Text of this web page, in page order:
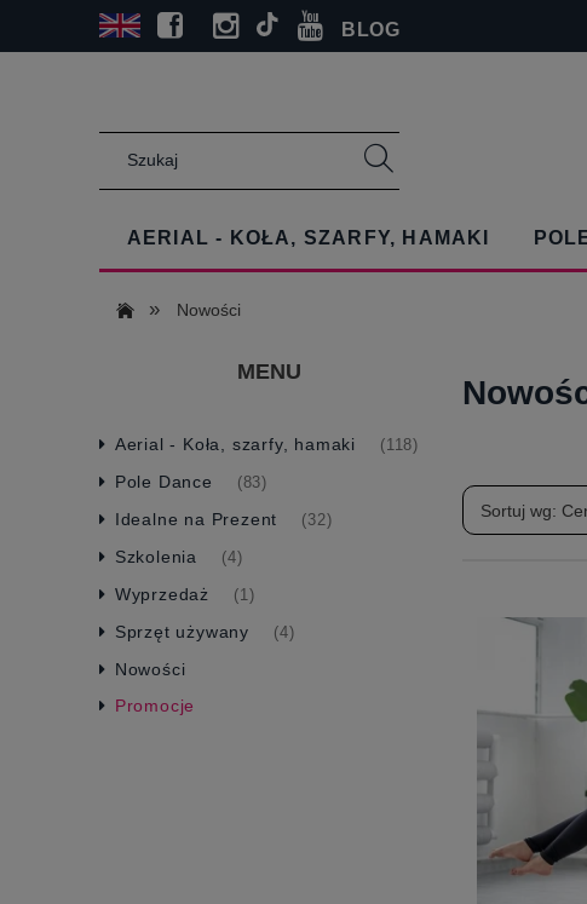
BLOG
AERIAL - KOŁA, SZARFY, HAMAKI
» Nowości
MENU
Aerial - Koła, szarfy, hamaki (118)
Pole Dance (83)
Idealne na Prezent (32)
Szkolenia (4)
Wyprzedaż (1)
Sprzęt używany (4)
Nowości
Promocje
Sortuj wg: